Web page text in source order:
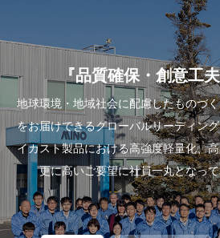
『品質確保・創意工
地球環境・地域社会に配慮したものづ
をお届けできるグローバルリーディン
イカスト製品における高強度軽量化、
更に高いご要望に社員一丸となっ